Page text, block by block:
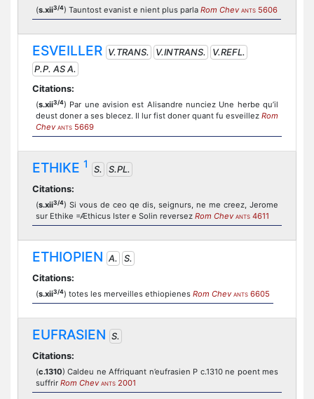
(s.xii3/4) Tauntost evanist e nient plus parla Rom Chev ANTS 5606
ESVEILLER V.TRANS. V.INTRANS.
V.REFL.
P.P. AS A.
Citations:
(s.xii3/4) Par une avision est Alisandre nunciez Une herbe qu’il
deust doner a ses blecez. Il lur fist doner quant fu esveillez Rom
Chev ANTS 5669
ETHIKE 1 S.
S.PL.
Citations:
(s.xii3/4) Si vous de ceo qe dis, seignurs, ne me creez, Jerome
sur Ethike =Æthicus Ister e Solin reversez Rom Chev ANTS 4611
ETHIOPIEN A.
S.
Citations:
(s.xii3/4) totes les merveilles ethiopienes Rom Chev ANTS 6605
EUFRASIEN S.
Citations:
(c.1310) Caldeu ne Affriquant n’eufrasien P c.1310 ne poent mes
suffrir Rom Chev ANTS 2001